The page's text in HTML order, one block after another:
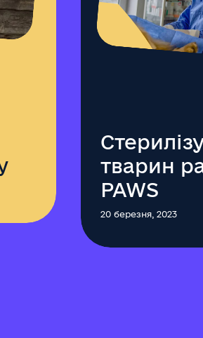
тварин
PAWS
20 березня, 2023